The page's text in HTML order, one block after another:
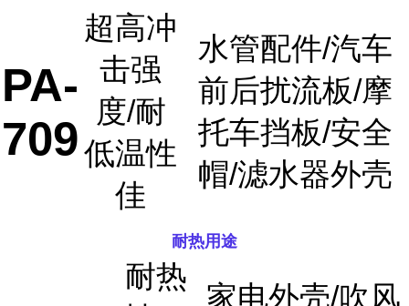
PA-
709
超高冲
击强
度/耐
低温性
佳
水管配件/汽车
前后扰流板/摩
托车挡板/安全
帽/滤水器外壳
耐热用途
耐热
家电外壳/吹风